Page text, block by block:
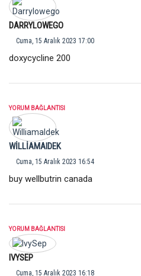
DARRYLOWEGO
Cuma, 15 Aralık 2023 17:00
doxycycline 200
YORUM BAĞLANTISI
WILLIAMAIDEK
Cuma, 15 Aralık 2023 16:54
buy wellbutrin canada
YORUM BAĞLANTISI
IVYSEP
Cuma, 15 Aralık 2023 16:18